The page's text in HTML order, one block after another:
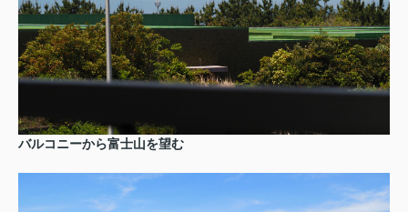
バルコニーから富士山を望む